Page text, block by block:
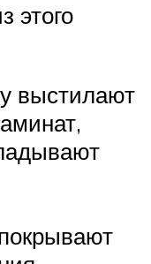
этого
выстилают